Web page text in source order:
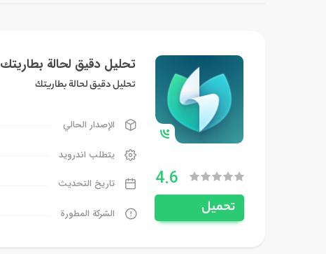
4.6
تحميل
تحليل دقيق لحالة بطاريتك
تحليل دقيق لحالة بطاريتك
الإصدار الحالي
يتطلب اندرويد
تاريخ التحديث
الشركة المطورة